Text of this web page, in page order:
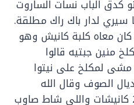
كدق الباب نسات الساروت
لدار باك راك مطلقة.
كان معاه كلبة كانيش وهو
منين جبتيه قالوا
لمكلخ على نيتوا
الصوف وقال الله
يحفظك لما اخدم ليا 2 كانيشات واللي شاط صاوب